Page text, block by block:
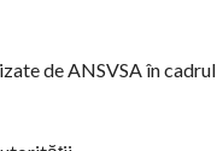
de ANSVSA în cadrul